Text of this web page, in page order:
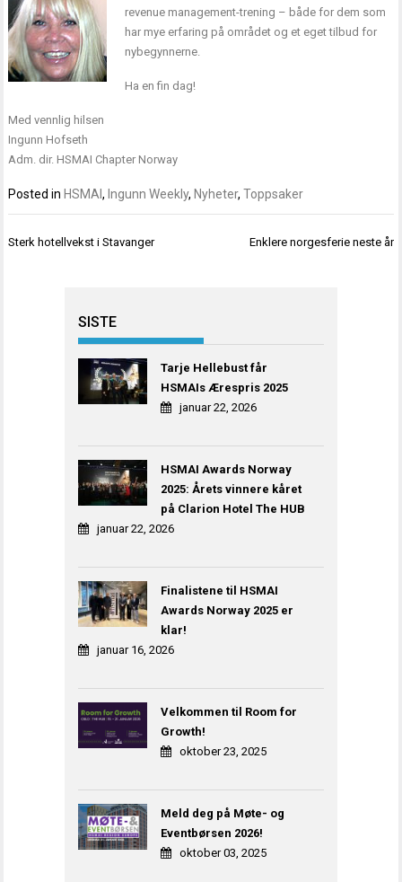
revenue management-trening – både for dem som
har mye erfaring på området og et eget tilbud for
nybegynnerne.
Ha en fin dag!
Med vennlig hilsen
Ingunn Hofseth
Adm. dir. HSMAI Chapter Norway
Posted in HSMAI, Ingunn Weekly, Nyheter,Toppsaker
Innleggsnavigasjon
Sterk hotellvekst i Stavanger Enklere norgesferie neste år
SISTE
Tarje Hellebust får
HSMAIs Ærespris 2025
januar 22, 2026
HSMAI Awards Norway
2025: Årets vinnere kåret
på Clarion Hotel The HUB
januar 22, 2026
Finalistene til HSMAI
Awards Norway 2025 er
klar!
januar 16, 2026
Velkommen til Room for
Growth!
oktober 23, 2025
Meld deg på Møte- og
Eventbørsen 2026!
oktober 03, 2025